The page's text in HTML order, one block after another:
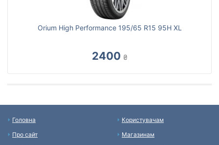
Orium High Performance 195/65 R15 95H XL
2400 ₴
Головна
Про сайт
Користувачам
Магазинам